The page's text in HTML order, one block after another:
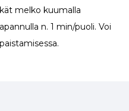
melko kuumalla
n. 1 min/puoli. Voi